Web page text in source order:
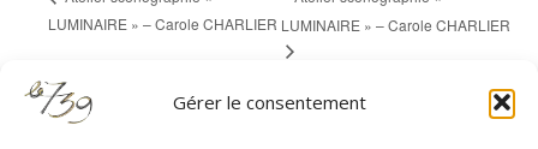
Gérer le consentement
LUMINAIRE » – Carole CHARLIER LUMINAIRE » – Carole CHARLIER